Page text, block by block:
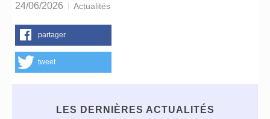
24/06/2026 Actualités
partager
tweet
LES DERNIÈRES ACTUALITÉS